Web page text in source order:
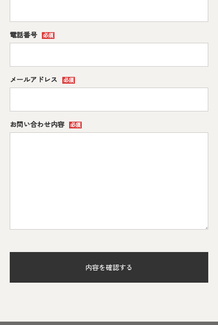
電話番号 必須
メールアドレス 必須
お問い合わせ内容 必須